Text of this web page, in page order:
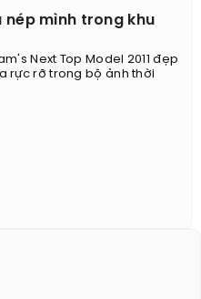
nép mình trong khu
Next Top Model 2011 đẹp
rực rỡ trong bộ ảnh thời